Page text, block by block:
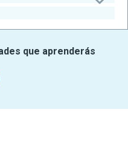
que aprenderás